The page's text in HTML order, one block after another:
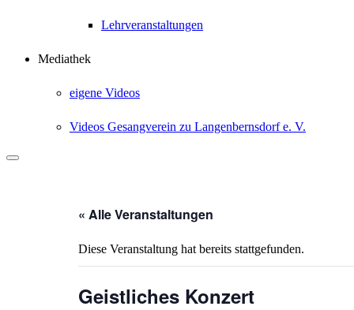
Lehrveranstaltungen
Mediathek
eigene Videos
Videos Gesangverein zu Langenbernsdorf e. V.
Suchen
« Alle Veranstaltungen
Diese Veranstaltung hat bereits stattgefunden.
Geistliches Konzert